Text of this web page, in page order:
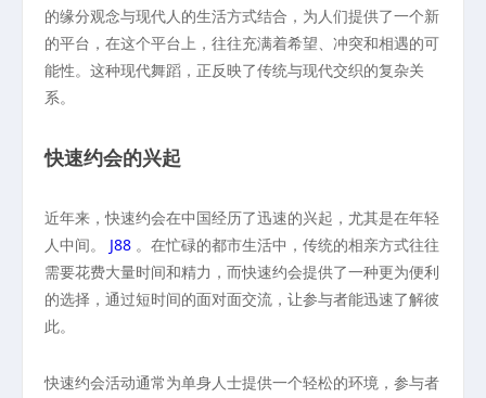
的缘分观念与现代人的生活方式结合，为人们提供了一个新
的平台，在这个平台上，往往充满着希望、冲突和相遇的可
能性。这种现代舞蹈，正反映了传统与现代交织的复杂关
系。
快速约会的兴起
近年来，快速约会在中国经历了迅速的兴起，尤其是在年轻
人中间。 J88 。在忙碌的都市生活中，传统的相亲方式往往
需要花费大量时间和精力，而快速约会提供了一种更为便利
的选择，通过短时间的面对面交流，让参与者能迅速了解彼
此。
快速约会活动通常为单身人士提供一个轻松的环境，参与者